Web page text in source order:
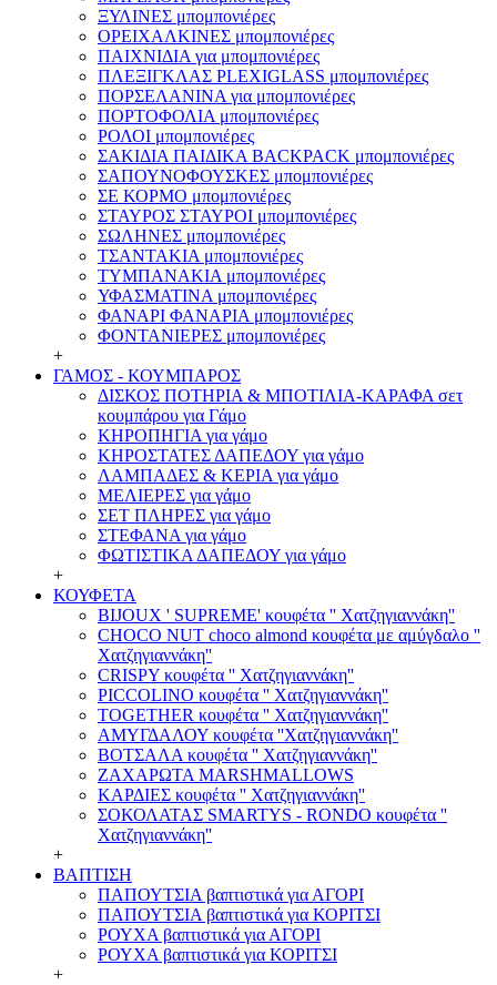
ΞΥΛΙΝΕΣ μπομπονιέρες
ΟΡΕΙΧΑΛΚΙΝΕΣ μπομπονιέρες
ΠΑΙΧΝΙΔΙΑ για μπομπονιέρες
ΠΛΕΞΙΓΚΛΑΣ PLEXIGLASS μπομπονιέρες
ΠΟΡΣΕΛΑΝΙΝΑ για μπομπονιέρες
ΠΟΡΤΟΦΟΛΙΑ μπομπονιέρες
ΡΟΛΟΙ μπομπονιέρες
ΣΑΚΙΔΙΑ ΠΑΙΔΙΚΑ BACKPACK μπομπονιέρες
ΣΑΠΟΥΝΟΦΟΥΣΚΕΣ μπομπονιέρες
ΣΕ ΚΟΡΜΟ μπομπονιέρες
ΣΤΑΥΡΟΣ ΣΤΑΥΡΟΙ μπομπονιέρες
ΣΩΛΗΝΕΣ μπομπονιέρες
ΤΣΑΝΤΑΚΙΑ μπομπονιέρες
ΤΥΜΠΑΝΑΚΙΑ μπομπονιέρες
ΥΦΑΣΜΑΤΙΝΑ μπομπονιέρες
ΦΑΝΑΡΙ ΦΑΝΑΡΙΑ μπομπονιέρες
ΦΟΝΤΑΝΙΕΡΕΣ μπομπονιέρες
+
ΓΑΜΟΣ - ΚΟΥΜΠΑΡΟΣ
ΔΙΣΚΟΣ ΠΟΤΗΡΙΑ & ΜΠΟΤΙΛΙΑ-ΚΑΡΑΦΑ σετ
κουμπάρου για Γάμο
ΚΗΡΟΠΗΓΙΑ για γάμο
ΚΗΡΟΣΤΑΤΕΣ ΔΑΠΕΔΟΥ για γάμο
ΛΑΜΠΑΔΕΣ & ΚΕΡΙΑ για γάμο
ΜΕΛΙΕΡΕΣ για γάμο
ΣΕΤ ΠΛΗΡΕΣ για γάμο
ΣΤΕΦΑΝΑ για γάμο
ΦΩΤΙΣΤΙΚΑ ΔΑΠΕΔΟΥ για γάμο
+
ΚΟΥΦΕΤΑ
BIJOUX ' SUPREME' κουφέτα '' Χατζηγιαννάκη''
CHOCO NUT choco almond κουφέτα με αμύγδαλο ''
Χατζηγιαννάκη''
CRISPY κουφέτα '' Χατζηγιαννάκη''
PICCOLINO κουφέτα '' Χατζηγιαννάκη''
TOGETHER κουφέτα '' Χατζηγιαννάκη''
ΑΜΥΓΔΑΛΟΥ κουφέτα ''Χατζηγιαννάκη''
ΒΟΤΣΑΛΑ κουφέτα '' Χατζηγιαννάκη''
ΖΑΧΑΡΩΤΑ MARSHMALLOWS
ΚΑΡΔΙΕΣ κουφέτα '' Χατζηγιαννάκη''
ΣΟΚΟΛΑΤΑΣ SMARTYS - RONDO κουφέτα ''
Χατζηγιαννάκη''
+
ΒΑΠΤΙΣΗ
ΠΑΠΟΥΤΣΙΑ βαπτιστικά για ΑΓΟΡΙ
ΠΑΠΟΥΤΣΙΑ βαπτιστικά για ΚΟΡΙΤΣΙ
ΡΟΥΧΑ βαπτιστικά για ΑΓΟΡΙ
ΡΟΥΧΑ βαπτιστικά για ΚΟΡΙΤΣΙ
+